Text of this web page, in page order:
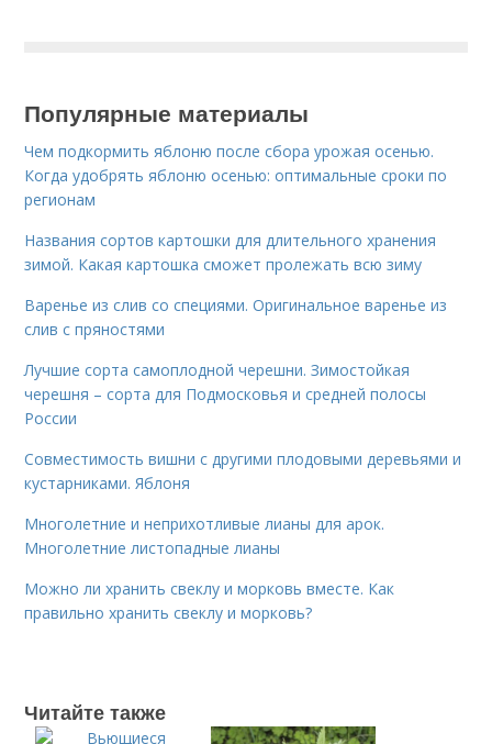
Популярные материалы
Чем подкормить яблоню после сбора урожая осенью.
Когда удобрять яблоню осенью: оптимальные сроки по
регионам
Названия сортов картошки для длительного хранения
зимой. Какая картошка сможет пролежать всю зиму
Варенье из слив со специями. Оригинальное варенье из
слив с пряностями
Лучшие сорта самоплодной черешни. Зимостойкая
черешня – сорта для Подмосковья и средней полосы
России
Совместимость вишни с другими плодовыми деревьями и
кустарниками. Яблоня
Многолетние и неприхотливые лианы для арок.
Многолетние листопадные лианы
Можно ли хранить свеклу и морковь вместе. Как
правильно хранить свеклу и морковь?
Читайте также